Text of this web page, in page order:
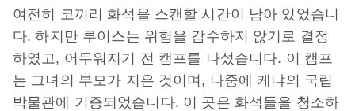
여전히 코끼리 화석을 스캔할 시간이 남아 있었습니
다. 하지만 루이스는 위험을 감수하지 않기로 결정
하였고, 어두워지기 전 캠프를 나섰습니다. 이 캠프
는 그녀의 부모가 지은 것이며, 나중에 케냐의 국립
박물관에 기증되었습니다. 이 곳은 화석들을 청소하